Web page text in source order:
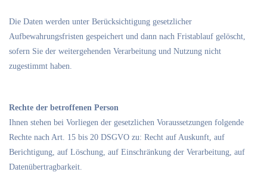
Die Daten werden unter Berücksichtigung gesetzlicher
Aufbewahrungsfristen gespeichert und dann nach Fristablauf gelöscht,
sofern Sie der weitergehenden Verarbeitung und Nutzung nicht
zugestimmt haben.
Rechte der betroffenen Person
Ihnen stehen bei Vorliegen der gesetzlichen Voraussetzungen folgende
Rechte nach Art. 15 bis 20 DSGVO zu: Recht auf Auskunft, auf
Berichtigung, auf Löschung, auf Einschränkung der Verarbeitung, auf
Datenübertragbarkeit.